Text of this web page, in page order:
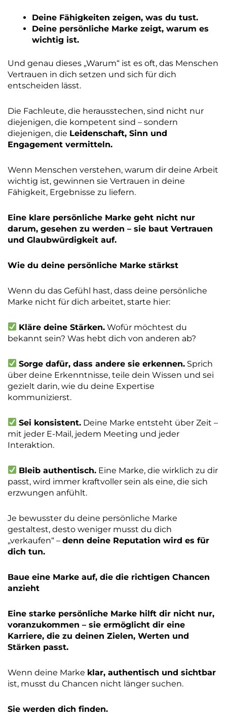
Deine Fähigkeiten zeigen, was du tust.
Deine persönliche Marke zeigt, warum es
wichtig ist.
Und genau dieses „Warum“ ist es oft, das Menschen
Vertrauen in dich setzen und sich für dich
entscheiden lässt.
Die Fachleute, die herausstechen, sind nicht nur
diejenigen, die kompetent sind – sondern
diejenigen, die Leidenschaft, Sinn und
Engagement vermitteln.
Wenn Menschen verstehen, warum dir deine Arbeit
wichtig ist, gewinnen sie Vertrauen in deine
Fähigkeit, Ergebnisse zu liefern.
Eine klare persönliche Marke geht nicht nur
darum, gesehen zu werden – sie baut Vertrauen
und Glaubwürdigkeit auf.
Wie du deine persönliche Marke stärkst
Wenn du das Gefühl hast, dass deine persönliche
Marke nicht für dich arbeitet, starte hier:
Kläre deine Stärken. Wofür möchtest du
bekannt sein? Was hebt dich von anderen ab?
Sorge dafür, dass andere sie erkennen. Sprich
über deine Erkenntnisse, teile dein Wissen und sei
gezielt darin, wie du deine Expertise
kommunizierst.
Sei konsistent. Deine Marke entsteht über Zeit –
mit jeder E-Mail, jedem Meeting und jeder
Interaktion.
Bleib authentisch. Eine Marke, die wirklich zu dir
passt, wird immer kraftvoller sein als eine, die sich
erzwungen anfühlt.
Je bewusster du deine persönliche Marke
gestaltest, desto weniger musst du dich
„verkaufen“ – denn deine Reputation wird es für
dich tun.
Baue eine Marke auf, die die richtigen Chancen
anzieht
Eine starke persönliche Marke hilft dir nicht nur,
voranzukommen – sie ermöglicht dir eine
Karriere, die zu deinen Zielen, Werten und
Stärken passt.
Wenn deine Marke klar, authentisch und sichtbar
ist, musst du Chancen nicht länger suchen.
Sie werden dich finden.